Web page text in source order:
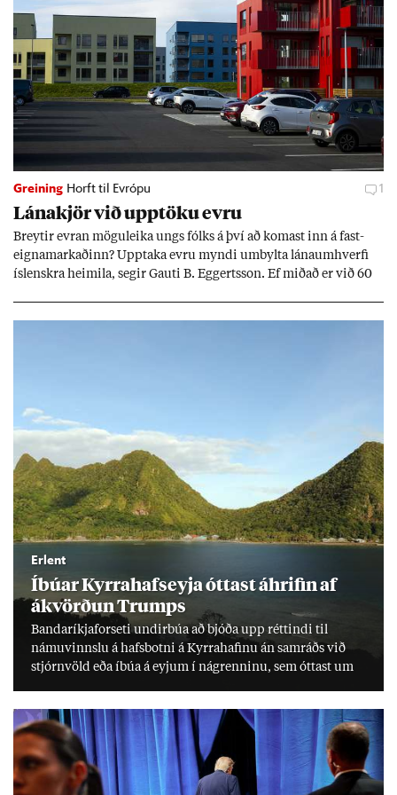
Greining Horft til Evrópu 1
Lána­kjör við upp­töku evru
Breyt­ir evr­an mögu­leika ungs fólks á því að kom­ast inn á fast­
eigna­mark­að­inn? Upp­taka evru myndi um­bylta lánaum­hverfi
ís­lenskra heim­ila, seg­ir Gauti B. Eggerts­son. Ef mið­að er við 60
Erlent
Íbú­ar Kyrra­hafs­eyja ótt­ast áhrif­in af
ákvörð­un Trumps
Banda­ríkja­for­seti und­ir­búa að bjóða upp rétt­indi til
námu­vinnslu á hafs­botni á Kyrra­haf­inu án sam­ráðs við
stjórn­völd eða íbúa á eyj­um í ná­grenn­inu, sem ótt­ast um